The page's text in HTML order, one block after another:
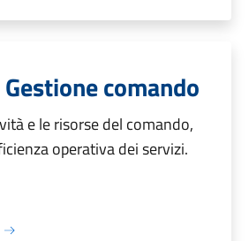
comando
e le risorse del comando,
operativa dei servizi.